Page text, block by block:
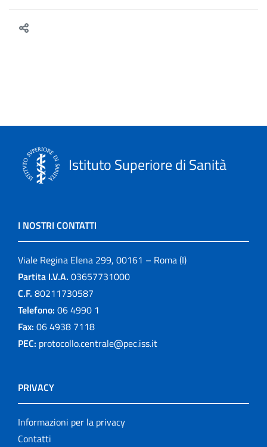
Istituto Superiore di Sanità
I NOSTRI CONTATTI
Viale Regina Elena 299, 00161 – Roma (I)
Partita I.V.A. 03657731000
C.F. 80211730587
Telefono: 06 4990 1
Fax: 06 4938 7118
PEC: protocollo.centrale@pec.iss.it
PRIVACY
Informazioni per la privacy
Contatti